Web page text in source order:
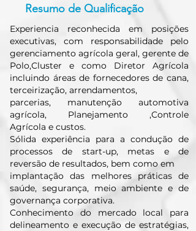
Resumo de Qualificação
Experiencia reconhecida em posições
executivas, com responsabilidade pelo
gerenciamento agrícola geral, gerente de
Polo,Cluster e como Diretor Agrícola
incluindo áreas de fornecedores de cana,
terceirização, arrendamentos,
parcerias, manutenção automotiva
agrícola, Planejamento ,Controle
Agrícola e custos.
Sólida experiência para a condução de
processos de start-up, metas e de
reversão de resultados, bem como em
implantação das melhores práticas de
saúde, segurança, meio ambiente e de
governança corporativa.
Conhecimento do mercado local para
delineamento e execução de estratégias,